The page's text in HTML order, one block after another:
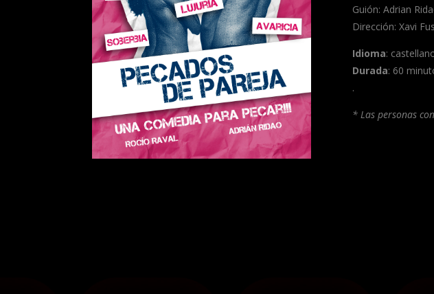
Guión: Adrian
Dirección: Xavi
Idioma:
Durada: 60
.
* Las personas